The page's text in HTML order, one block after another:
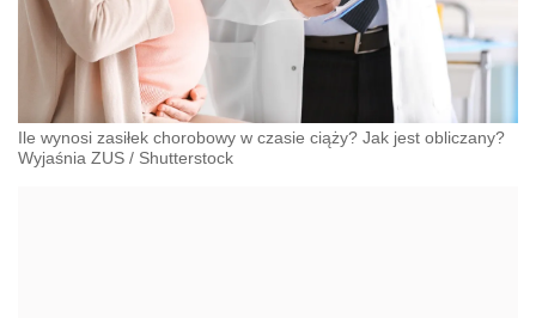
Ile wynosi zasiłek chorobowy w czasie ciąży? Jak jest obliczany?
Wyjaśnia ZUS / Shutterstock